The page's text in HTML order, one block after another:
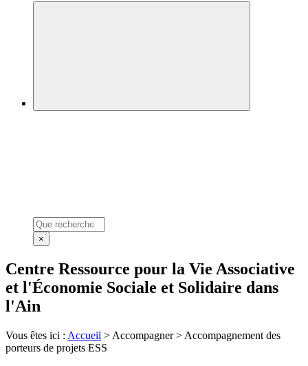
×
Centre Ressource pour la Vie Associative
et l'Économie Sociale et Solidaire dans
l'Ain
Vous êtes ici : Accueil > Accompagner> Accompagnement des
porteurs de projets ESS